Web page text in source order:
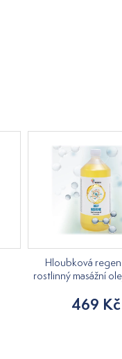
Hloubková
rostlinný masážní
469 Kč